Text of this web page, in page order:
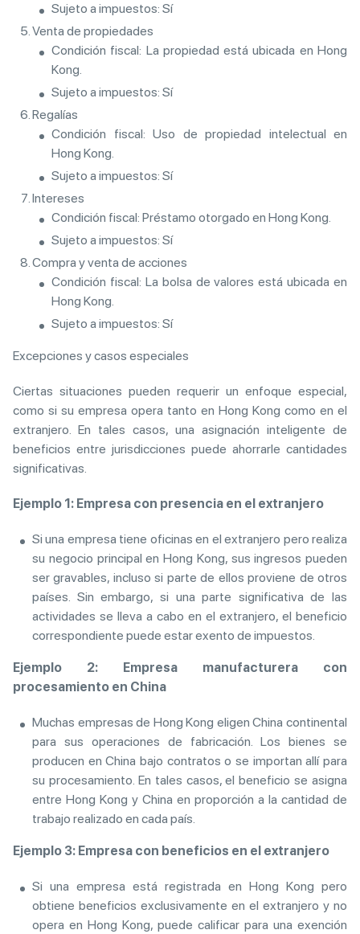
Sujeto a impuestos: Sí
Venta de propiedades
Condición fiscal: La propiedad está ubicada en Hong
Kong.
Sujeto a impuestos: Sí
Regalías
Condición fiscal: Uso de propiedad intelectual en
Hong Kong.
Sujeto a impuestos: Sí
Intereses
Condición fiscal: Préstamo otorgado en Hong Kong.
Sujeto a impuestos: Sí
Compra y venta de acciones
Condición fiscal: La bolsa de valores está ubicada en
Hong Kong.
Sujeto a impuestos: Sí
Excepciones y casos especiales
Ciertas situaciones pueden requerir un enfoque especial,
como si su empresa opera tanto en Hong Kong como en el
extranjero. En tales casos, una asignación inteligente de
beneficios entre jurisdicciones puede ahorrarle cantidades
significativas.
Ejemplo 1: Empresa con presencia en el extranjero
Si una empresa tiene oficinas en el extranjero pero realiza
su negocio principal en Hong Kong, sus ingresos pueden
ser gravables, incluso si parte de ellos proviene de otros
países. Sin embargo, si una parte significativa de las
actividades se lleva a cabo en el extranjero, el beneficio
correspondiente puede estar exento de impuestos.
Ejemplo 2: Empresa manufacturera con
procesamiento en China
Muchas empresas de Hong Kong eligen China continental
para sus operaciones de fabricación. Los bienes se
producen en China bajo contratos o se importan allí para
su procesamiento. En tales casos, el beneficio se asigna
entre Hong Kong y China en proporción a la cantidad de
trabajo realizado en cada país.
Ejemplo 3: Empresa con beneficios en el extranjero
Si una empresa está registrada en Hong Kong pero
obtiene beneficios exclusivamente en el extranjero y no
opera en Hong Kong, puede calificar para una exención